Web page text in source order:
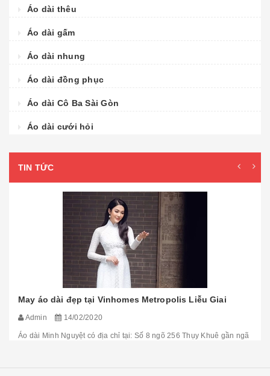
Áo dài thêu
Áo dài gấm
Áo dài nhung
Áo dài đồng phục
Áo dài Cô Ba Sài Gòn
Áo dài cưới hỏi
TIN TỨC
May áo dài đẹp tại Vinhomes Metropolis Liễu Giai
Admin 14/02/2020
Áo dài Minh Nguyệt có địa chỉ tại: Số 8 ngõ 256 Thụy Khuê gần ngã